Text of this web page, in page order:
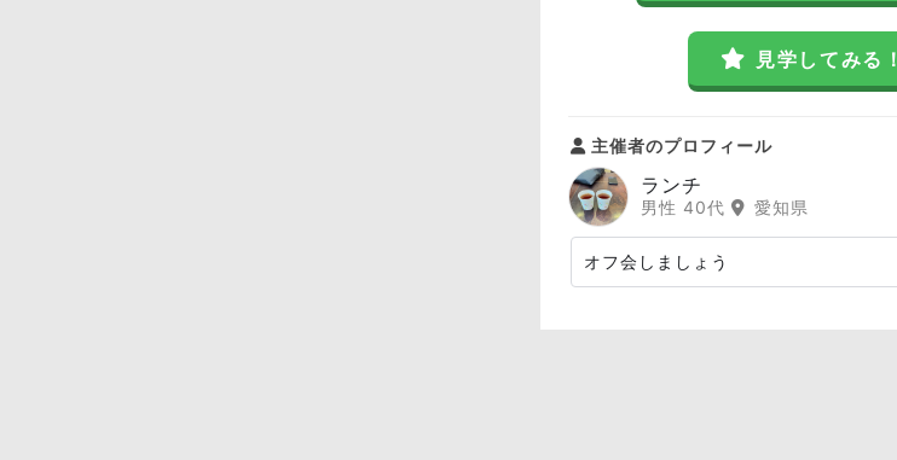
見学してみる！
主催者のプロフィール
ランチ
男性 40代 愛知県
オフ会しましょう